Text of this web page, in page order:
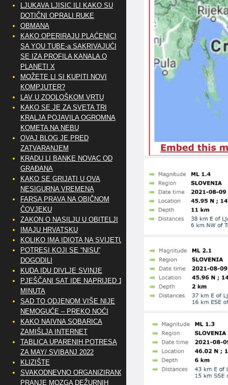
LJUKAVA LJISIC ILI KAKO SU
DOTIČNI OPRALI RUKE
OBMANA
KAKO OPERIRAJU PLAĆENICI
SA YOU TUBE-a SAKRIVAJUĆI
SE IZA PROFILA KANALA O
PLANETI X
MOŽETE LI SI KUPITI NOVI
KOMPJUTER?
LAV U ZOOLOŠKOM VRTU
KAKO SE JE ZA SVETA TRI
KRALJA POJAVILA OGROMNA
KOMETA NA NEBU
OVAJ BLOG JE PRED
ZATVARANJEM
KRADU LI BANKE NOVAC OD
GRAĐANA
KAKO SE GRIJATI U OVA
NESIGURNA VREMENA
FARSA PRAVA NA OBIČNOM
ČOVJEKU
ZAKON O NASILJU U OBITELJI
IMAJU HRVATSKU
KOLIKO IMA IDIOTA NA SVIJETU?
POTRESI KOJI SE “NISU”
DOGODILI
KUDA IDU DIVLJE SVINJE
PJEŠČANI SAT IDE NAPRIJED 10
MINUTA
SAD TO ODJENOM VIŠE NIJE
NEMOGUĆE – PREKO NOĆI
KAKO NAIVNA SOBARICA
ZAMIŠLJA INTERNET
TABLICA UPARENIH POTRESA
ZA MAY/ SVIBANJ 2022
KLIZIŠTE
SVAKODNEVNO ORGANIZIRANO
PRANJE MOZGA DEŽURNIH